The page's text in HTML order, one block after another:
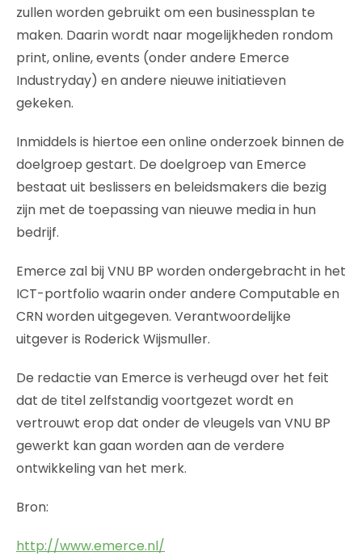
zullen worden gebruikt om een businessplan te
maken. Daarin wordt naar mogelijkheden rondom
print, online, events (onder andere Emerce
Industryday) en andere nieuwe initiatieven
gekeken.
Inmiddels is hiertoe een online onderzoek binnen de
doelgroep gestart. De doelgroep van Emerce
bestaat uit beslissers en beleidsmakers die bezig
zijn met de toepassing van nieuwe media in hun
bedrijf.
Emerce zal bij VNU BP worden ondergebracht in het
ICT-portfolio waarin onder andere Computable en
CRN worden uitgegeven. Verantwoordelijke
uitgever is Roderick Wijsmuller.
De redactie van Emerce is verheugd over het feit
dat de titel zelfstandig voortgezet wordt en
vertrouwt erop dat onder de vleugels van VNU BP
gewerkt kan gaan worden aan de verdere
ontwikkeling van het merk.
Bron:
http://www.emerce.nl/